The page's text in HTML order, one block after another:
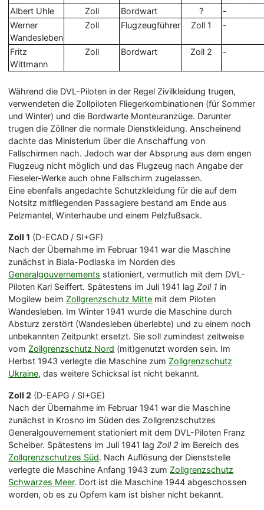
Albert Uhle
Zoll Bordwart ?
-
Werner
Wandesleben
Zoll Flugzeugführer Zoll 1 -
Fritz
Wittmann
Zoll Bordwart Zoll 2 -
Während die DVL-Piloten in der Regel Zivilkleidung trugen,
verwendeten die Zollpiloten Fliegerkombinationen (für Sommer
und Winter) und die Bordwarte Monteuranzüge. Darunter
trugen die Zöllner die normale Dienstkleidung. Anscheinend
dachte das Ministerium über die Anschaffung von
Fallschirmen nach. Jedoch war der Absprung aus dem engen
Flugzeug nicht möglich und das Flugzeug nach Angabe der
Fieseler-Werke auch ohne Fallschirm zugelassen.
Eine ebenfalls angedachte Schutzkleidung für die auf dem
Notsitz mitfliegenden Passagiere bestand am Ende aus
Pelzmantel, Winterhaube und einem Pelzfußsack.
Zoll 1 (D-ECAD / SI+GF)
Nach der Übernahme im Februar 1941 war die Maschine
zunächst in Biala-Podlaska im Norden des
Generalgouvernements stationiert, vermutlich mit dem DVL-
Piloten Karl Seiffert. Spätestens im Juli 1941 lagZoll 1 in
Mogilew beimZollgrenzschutz Mitte mit dem Piloten
Wandesleben. Im Winter 1941 wurde die Maschine durch
Absturz zerstört (Wandesleben überlebte) und zu einem noch
unbekannten Zeitpunkt ersetzt. Sie soll zumindest zeitweise
vomZollgrenzschutz Nord (mit)genutzt worden sein. Im
Herbst 1943 verlegte die Maschine zumZollgrenzschutz
Ukraine, das weitere Schicksal ist nicht bekannt.
Zoll 2 (D-EAPG / SI+GE)
Nach der Übernahme im Februar 1941 war die Maschine
zunächst in Krosno im Süden des Zollgrenzschutzes
Generalgouvernement stationiert mit dem DVL-Piloten Franz
Scheiber. Spätestens im Juli 1941 lagZoll 2 im Bereich des
Zollgrenzschutzes Süd. Nach Auflösung der Dienststelle
verlegte die Maschine Anfang 1943 zumZollgrenzschutz
Schwarzes Meer. Dort ist die Maschine 1944 abgeschossen
worden, ob es zu Opfern kam ist bisher nicht bekannt.